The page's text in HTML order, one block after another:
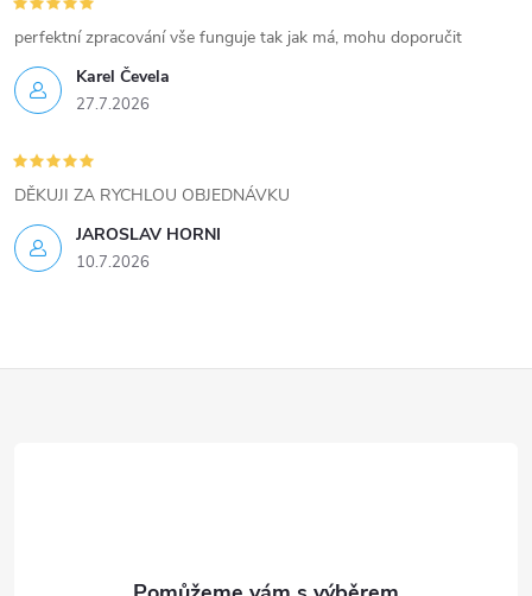
v
ý
p
i
s
u
Karel Čevela
27.7.2026
perfektní zpracování vše funguje tak jak má, mohu doporučit
JAROSLAV HORNI
10.7.2026
DĚKUJI ZA RYCHLOU OBJEDNÁVKU